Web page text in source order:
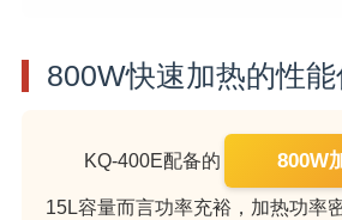
800W快速加热的性
KQ-400E配备的 800W
15L容量而言功率充裕，加热功率